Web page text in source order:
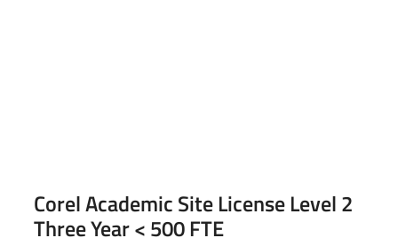
Corel Academic Site License Level 2
Three Year < 500 FTE